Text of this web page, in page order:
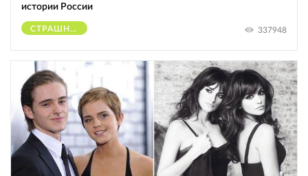
истории России
СТРАШНОЕ 337948